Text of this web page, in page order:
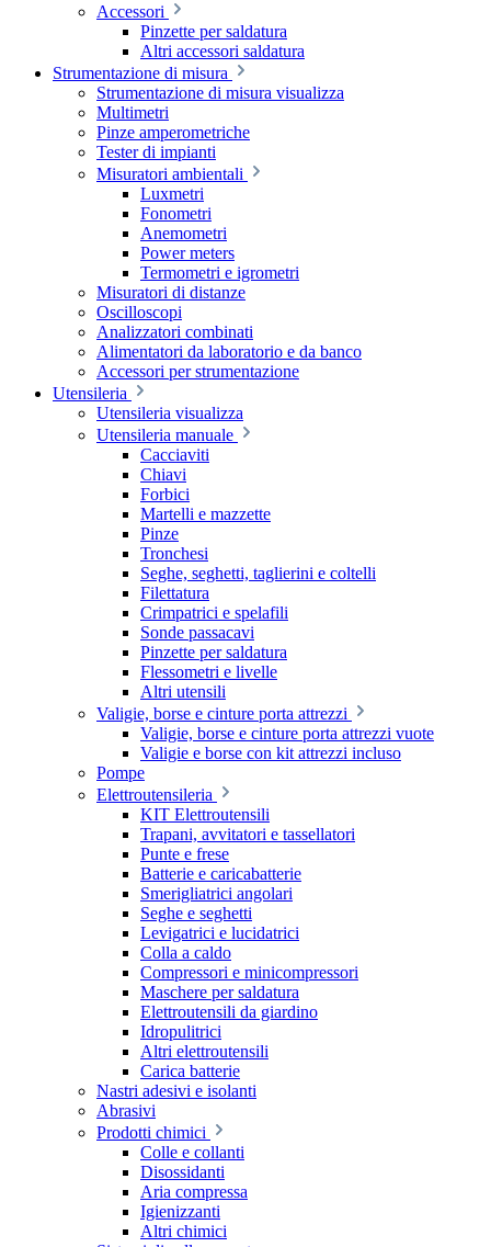
Accessori
Pinzette per saldatura
Altri accessori saldatura
Strumentazione di misura
Strumentazione di misura visualizza
Multimetri
Pinze amperometriche
Tester di impianti
Misuratori ambientali
Luxmetri
Fonometri
Anemometri
Power meters
Termometri e igrometri
Misuratori di distanze
Oscilloscopi
Analizzatori combinati
Alimentatori da laboratorio e da banco
Accessori per strumentazione
Utensileria
Utensileria visualizza
Utensileria manuale
Cacciaviti
Chiavi
Forbici
Martelli e mazzette
Pinze
Tronchesi
Seghe, seghetti, taglierini e coltelli
Filettatura
Crimpatrici e spelafili
Sonde passacavi
Pinzette per saldatura
Flessometri e livelle
Altri utensili
Valigie, borse e cinture porta attrezzi
Valigie, borse e cinture porta attrezzi vuote
Valigie e borse con kit attrezzi incluso
Pompe
Elettroutensileria
KIT Elettroutensili
Trapani, avvitatori e tassellatori
Punte e frese
Batterie e caricabatterie
Smerigliatrici angolari
Seghe e seghetti
Levigatrici e lucidatrici
Colla a caldo
Compressori e minicompressori
Maschere per saldatura
Elettroutensili da giardino
Idropulitrici
Altri elettroutensili
Carica batterie
Nastri adesivi e isolanti
Abrasivi
Prodotti chimici
Colle e collanti
Disossidanti
Aria compressa
Igienizzanti
Altri chimici